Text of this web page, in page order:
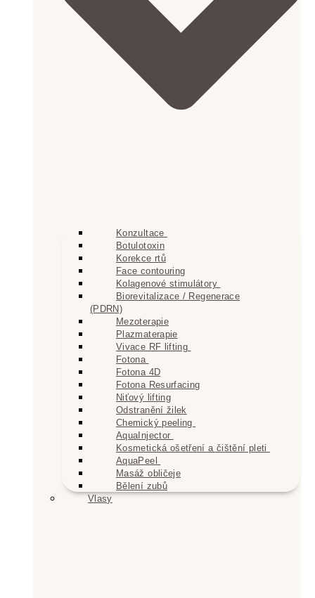
Konzultace
Botulotoxin
Korekce rtů
Face contouring
Kolagenové stimulátory
Biorevitalizace / Regenerace
(PDRN)
Mezoterapie
Plazmaterapie
Vivace RF lifting
Fotona
Fotona 4D
Fotona Resurfacing
Niťový lifting
Odstranění žilek
Chemický peeling
AquaInjector
Kosmetická ošetření a čištění pleti
AquaPeel
Masáž obličeje
Bělení zubů
Vlasy